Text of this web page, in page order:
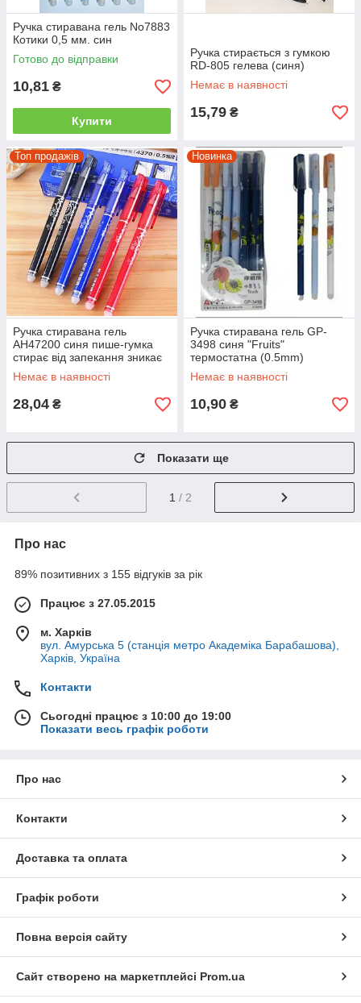
Ручка стиравана гель No7883
Котики 0,5 мм. син
Готово до відправки
10,81 ₴
Купити
Ручка стирається з гумкою
RD-805 гелева (синя)
Немає в наявності
15,79 ₴
Топ продажів
Ручка стиравана гель
АН47200 синя пише-гумка
стирає від запекання зникає
/12уп,144бл,1728ящ
Немає в наявності
28,04 ₴
Новинка
Ручка стиравана гель GP-
3498 синя "Fruits"
термостатна (0.5mm)
12уп/144/1728ящ
Немає в наявності
10,90 ₴
Показати ще
1 / 2
Про нас
89% позитивних з 155 відгуків за рік
Працює з 27.05.2015
м. Харків
вул. Амурська 5 (станція метро Академіка Барабашова),
Харків, Україна
Контакти
Сьогодні працює з 10:00 до 19:00
Показати весь графік роботи
Про нас
Контакти
Доставка та оплата
Графік роботи
Повна версія сайту
Сайт створено на маркетплейсі Prom.ua